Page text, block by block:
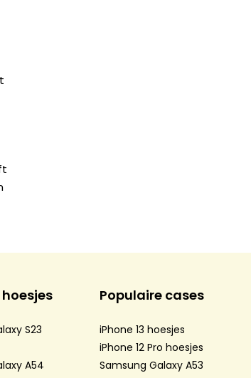
S23
A54
Populaire cases
iPhone 13 hoesjes
iPhone 12 Pro hoesjes
Samsung Galaxy A53